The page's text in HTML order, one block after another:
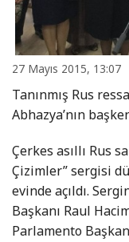
27 Mayıs 2015, 13:07
Tanınmış Rus
Abhazya’nın
Çerkes asıllı Rus
Çizimler” sergisi
evinde açıldı.
Başkanı Raul
Parlamento